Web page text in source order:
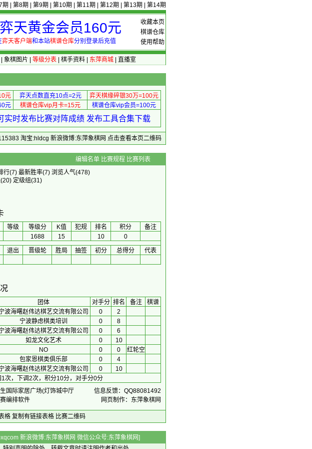
期 第8期 第9期 第10期 第11期 第12期 第13期 第14期
收藏本页
棋谱仓库
使用帮助
天黄金会员160元
弈天客户端和本站棋谱仓库分别登录后充值
象棋图片 等级分表| 棋手资料| 东萍商城| 直播室
元 弈天点数直充10点=2元
弈天棋缘碎银30万=100元
元 棋谱仓库vip月卡=15元 棋谱仓库vip会员=100元
实时发布比赛对阵成绩 发布工具合集下载
淘宝:hldcg 新浪微博:东萍象棋网 点击查看本页二维码
棋(级位)赛7-5级组 编辑名单 比赛规程 比赛列表
行(7) 最新胜率(7) 浏览人气(478)
(20) 定级组(31)
等级 等级分 K值 犯规 排名 积分
备注
1688 15 10
0
退出 晋级轮 胜局 抽签 初分 总得分 代表
团体 对手分 排名 备注
棋谱
波海曙赵伟达棋艺交流有限公司 0
2
宁波静虑棋类培训 0
8
波海曙赵伟达棋艺交流有限公司 0
6
如龙文化艺术 0
10
NO 0 0
红轮空
包家恩棋类俱乐部 0
4
波海曙赵伟达棋艺交流有限公司 0
10
次，下调2次，积分10分，对手分0分
国际家居广场(灯饰城中厅
信息反馈：QQ88081492
编排软件 网页制作：东萍象棋网
格 复制有链接表格 比赛二维码
新浪微博:东萍象棋网 微信公众号:东萍象棋网]